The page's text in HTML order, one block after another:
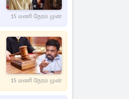
15 மணி நேரம் முன்
15 மணி நேரம் முன்